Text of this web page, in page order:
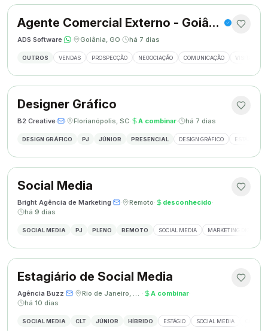
Agente Comercial Externo - Goiânia
ADS Software· · Goiânia, GO· há 7 dias
OUTROS VENDAS PROSPECÇÃO NEGOCIAÇÃO COMUNICAÇÃO VISITAS
Designer Gráfico
B2 Creative· · Florianópolis, SC· A combinar· há 7 dias
DESIGN GRÁFICO PJ JÚNIOR PRESENCIAL DESIGN GRÁFICO ESTÁGIO
Social Media
Bright Agência de Marketing· · Remoto· desconhecido·
há 9 dias
SOCIAL MEDIA PJ PLENO REMOTO SOCIAL MEDIA MARKETING DIGITAL
Estagiário de Social Media
Agência Buzz· · Rio de Janeiro, Brasil · A combinar·
há 10 dias
SOCIAL MEDIA CLT JÚNIOR HÍBRIDO ESTÁGIO SOCIAL MEDIA